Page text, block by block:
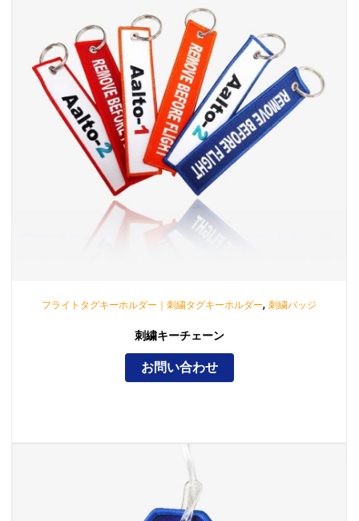
フライトタグキーホルダー｜刺繍タグキーホルダー, 刺繍バッジ
刺繍キーチェーン
お問い合わせ